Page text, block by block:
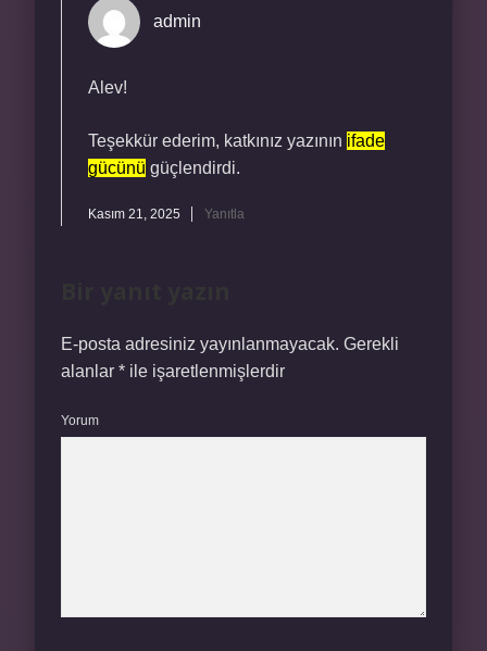
admin
Alev!
Teşekkür ederim, katkınız yazının ifade
gücünü güçlendirdi.
Kasım 21, 2025 Yanıtla
E-posta adresiniz yayınlanmayacak. Gerekli
alanlar * ile işaretlenmişlerdir
Yorum